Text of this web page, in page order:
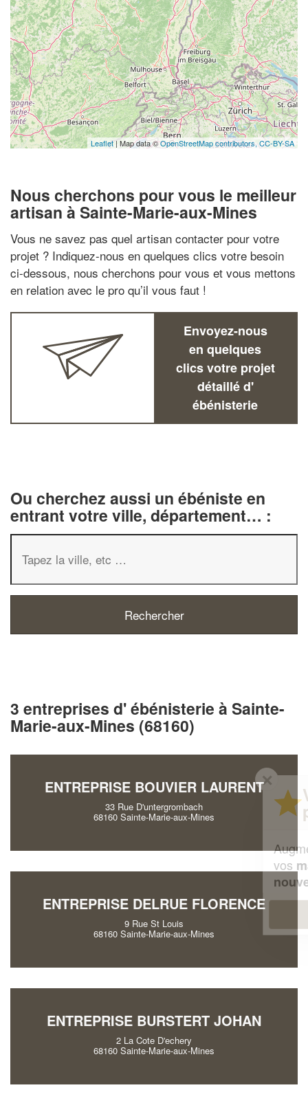
Leaflet | Map data ©OpenStreetMap contributors, CC-BY-SA
Nous cherchons pour vous le meilleur
artisan à Sainte-Marie-aux-Mines
Vous ne savez pas quel artisan contacter pour votre
projet ? Indiquez-nous en quelques clics votre besoin
ci-dessous, nous cherchons pour vous et vous mettons
en relation avec le pro qu’il vous faut !
Envoyez-nous
en quelques
clics votre projet
détaillé d'
ébénisterie
Ou cherchez aussi un ébéniste en
entrant votre ville, département… :
3 entreprises d' ébénisterie à Sainte-
Marie-aux-Mines (68160)
ENTREPRISE BOUVIER LAURENT
33 Rue D'untergrombach
68160 Sainte-Marie-aux-Mines
ENTREPRISE DELRUE FLORENCE
9 Rue St Louis
68160 Sainte-Marie-aux-Mines
ENTREPRISE BURSTERT JOHAN
2 La Cote D'echery
68160 Sainte-Marie-aux-Mines
✕
Vous êtes un
professionnel ?
Augmentez votrechiffre d'affaireset
En savoir plus